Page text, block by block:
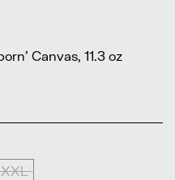
Canvas, 11.3 oz
XXL